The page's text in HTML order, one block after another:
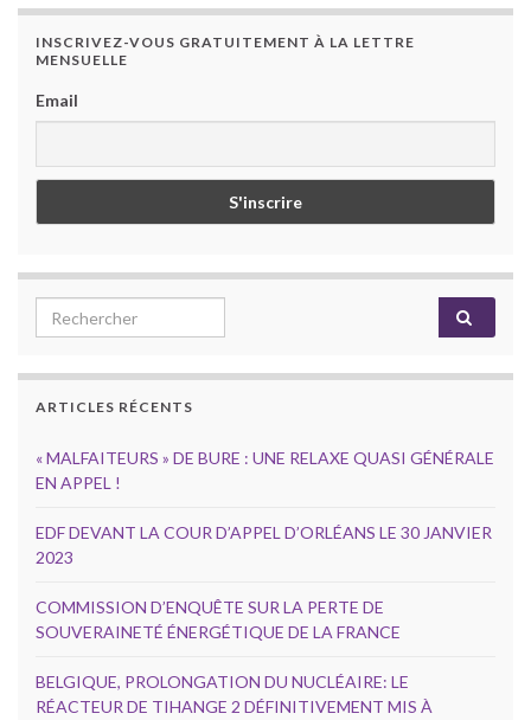
INSCRIVEZ-VOUS GRATUITEMENT À LA LETTRE
MENSUELLE
Email
Search for:
ARTICLES RÉCENTS
« MALFAITEURS » DE BURE : UNE RELAXE QUASI GÉNÉRALE
EN APPEL !
EDF DEVANT LA COUR D’APPEL D’ORLÉANS LE 30 JANVIER
2023
COMMISSION D’ENQUÊTE SUR LA PERTE DE
SOUVERAINETÉ ÉNERGÉTIQUE DE LA FRANCE
BELGIQUE, PROLONGATION DU NUCLÉAIRE: LE
RÉACTEUR DE TIHANGE 2 DÉFINITIVEMENT MIS À